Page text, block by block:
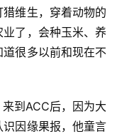
维生，穿着动物的
了，会种玉米、养
很多以前和现在不
到ACC后，因为大
因缘果报，他童言